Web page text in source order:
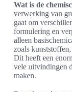
Wat is de
verwerking van
gaat om
formulering en
alleen
zoals
Dit heeft een
vele uitvindingen
maken.